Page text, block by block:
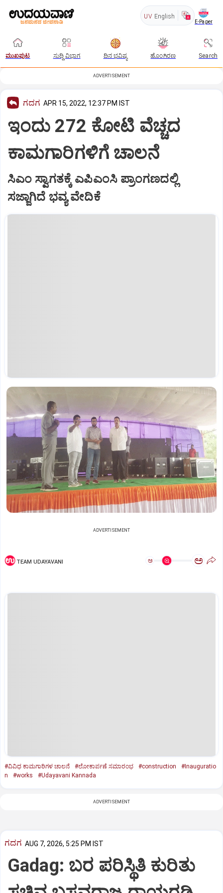
UV English
E-Paper
ಮುಖಪುಟ ಸುದ್ದಿ ವಿಭಾಗ ದಿನ ಭವಿಷ್ಯ ಹೊಂಗಿರಣ Search
ADVERTISEMENT
ಗದಗ APR 15, 2022, 12:37 PM IST
ಇಂದು 272 ಕೋಟಿ ವೆಚ್ಚದ
ಕಾಮಗಾರಿಗಳಿಗೆ ಚಾಲನೆ
ಸಿಎಂ ಸ್ವಾಗತಕ್ಕೆ ಎಪಿಎಂಸಿ ಪ್ರಾಂಗಣದಲ್ಲಿ
ಸಜ್ಜಾಗಿದೆ ಭವ್ಯ ವೇದಿಕೆ
ADVERTISEMENT
TEAM UDAYAVANI ಅ ಅ
#ವಿವಿಧ ಕಾಮಗಾರಿಗಳ ಚಾಲನೆ #ಲೋಕಾರ್ಪಣೆ ಸಮಾರಂಭ #construction
#Inauguratio
n
#works #Udayavani Kannada
ADVERTISEMENT
ಗದಗ AUG 7, 2026, 5:25 PM IST
Gadag: ಬರ ಪರಿಸ್ಥಿತಿ ಕುರಿತು